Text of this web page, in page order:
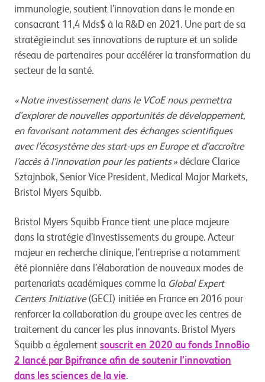
immunologie, soutient l’innovation dans le monde en
consacrant 11,4 Mds$ à la R&D en 2021. Une part de sa
stratégie inclut ses innovations de rupture et un solide
réseau de partenaires pour accélérer la transformation du
secteur de la santé.
« Notre investissement dans le VCoE nous permettra
d’explorer de nouvelles opportunités de développement,
en favorisant notamment des échanges scientifiques
avec l’écosystème des start-ups en Europe et d’accroître
l’accès à l’innovation pour les patients » déclare Clarice
Sztajnbok, Senior Vice President, Medical Major Markets,
Bristol Myers Squibb.
Bristol Myers Squibb France tient une place majeure
dans la stratégie d’investissements du groupe. Acteur
majeur en recherche clinique, l’entreprise a notamment
été pionnière dans l’élaboration de nouveaux modes de
partenariats académiques comme la Global Expert
Centers Initiative(GECI) initiée en France en 2016 pour
renforcer la collaboration du groupe avec les centres de
traitement du cancer les plus innovants. Bristol Myers
Squibb a également souscrit en 2020 au fonds InnoBio
2 lancé par Bpifrance afin de soutenir l’innovation
dans les sciences de la vie.